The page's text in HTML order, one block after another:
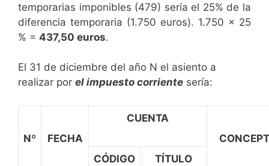
temporarias imponibles (479) sería el 25% de la
diferencia temporaria (1.750 euros). 1.750 x 25
% = 437,50 euros.
El 31 de diciembre del año N el asiento a
realizar por el impuesto corriente sería:
Nº FECHA
CUENTA
CÓDIGO
TÍTULO